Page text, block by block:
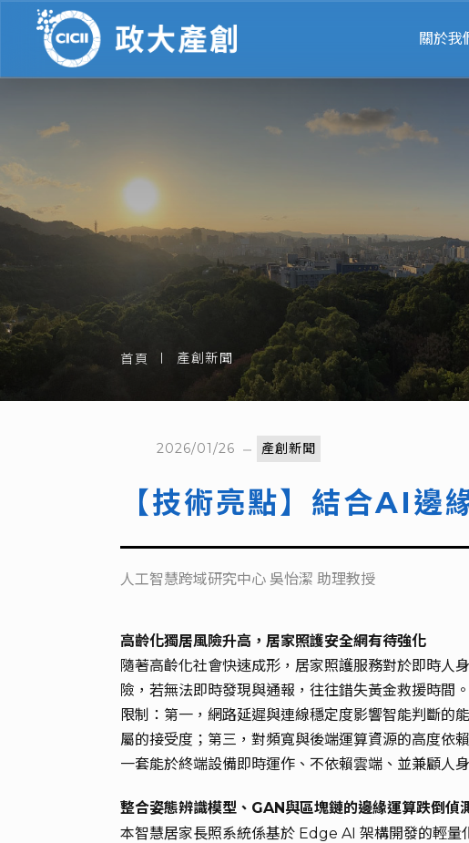
關於我
首頁 產創新聞
2026/01/26 產創新聞
【技術亮點】結合AI邊
人工智慧跨域研究中心 吳怡潔 助理教授
高齡化獨居風險升高，居家照護安全網有待強化
隨著高齡化社會快速成形，居家照護服務對於即時人
險，若無法即時發現與通報，往往錯失黃金救援時間
限制：第一，網路延遲與連線穩定度影響智能判斷的
屬的接受度；第三，對頻寬與後端運算資源的高度依
一套能於終端設備即時運作、不依賴雲端、並兼顧人
整合姿態辨識模型、GAN與區塊鏈的邊緣運算跌倒偵
本智慧居家長照系統係基於 Edge AI 架構開發的輕量